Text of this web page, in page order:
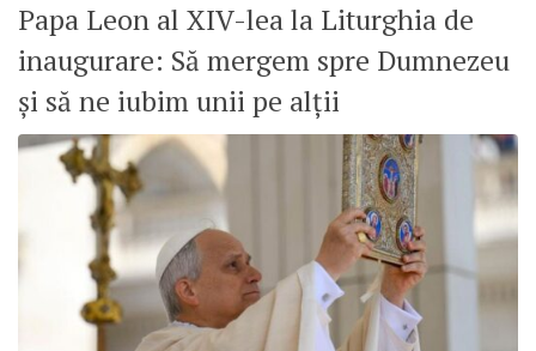
Papa Leon al XIV-lea la Liturghia de
inaugurare: Să mergem spre Dumnezeu
și să ne iubim unii pe alții